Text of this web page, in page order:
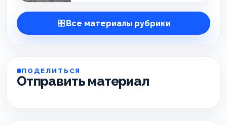
Все материалы рубрики
ПОДЕЛИТЬСЯ
Отправить материал